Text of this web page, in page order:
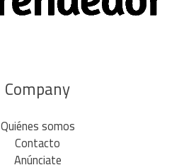
Company
Quiénes somos
Contacto
Anúnciate